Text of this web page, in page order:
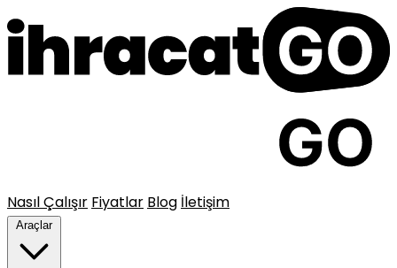
Nasıl Çalışır Fiyatlar Blog İletişim
Araçlar